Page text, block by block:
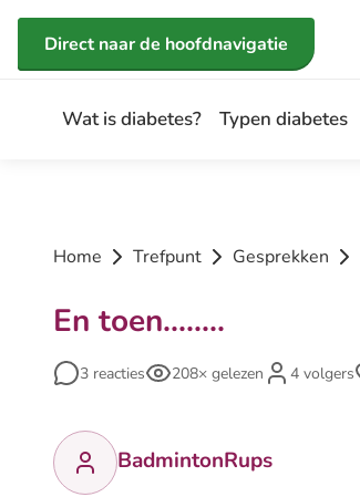
Direct naar de inhoud
Direct naar de hoofdnavigatie
Wat is diabetes? Typen diabetes
Home Trefpunt Gesprekken
En toen........
3 reacties 208× gelezen 4 volgers
BadmintonRups